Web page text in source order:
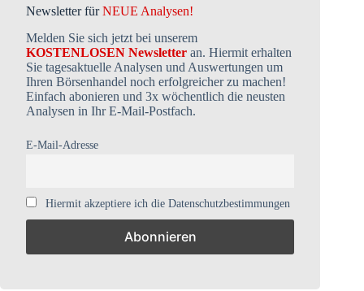
Newsletter fürNEUE Analysen!
Melden Sie sich jetzt bei unserem
KOSTENLOSEN Newsletter an. Hiermit erhalten
Sie tagesaktuelle Analysen und Auswertungen um
Ihren Börsenhandel noch erfolgreicher zu machen!
Einfach abonieren und 3x wöchentlich die neusten
Analysen in Ihr E-Mail-Postfach.
E-Mail-Adresse
Hiermit akzeptiere ich die Datenschutzbestimmungen